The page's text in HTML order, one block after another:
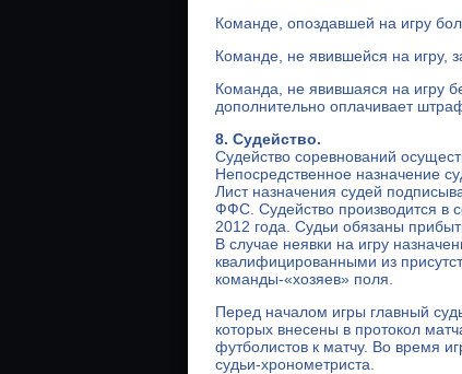
Команде, опоздавшей на игру
Команде, не явившейся на игру,
Команда, не явившаяся на игру
дополнительно оплачивает
8. Судейство.
Судейство соревнований
Непосредственное назначение
Лист назначения судей
ФФС. Судейство производится в
2012 года. Судьи обязаны
В случае неявки на игру
квалифицированными из
команды-«хозяев» поля.
Перед началом игры главный
которых внесены в протокол
футболистов к матчу. Во время
судьи-хронометриста.